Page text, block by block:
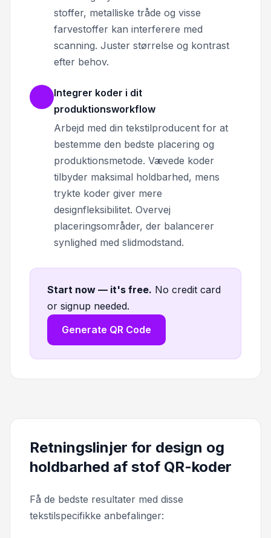
stoffer, metalliske tråde og visse
farvestoffer kan interferere med
scanning. Juster størrelse og kontrast
efter behov.
Integrer koder i dit
produktionsworkflow
Arbejd med din tekstilproducent for at
bestemme den bedste placering og
produktionsmetode. Vævede koder
tilbyder maksimal holdbarhed, mens
trykte koder giver mere
designfleksibilitet. Overvej
placeringsområder, der balancerer
synlighed med slidmodstand.
Start now — it's free. No credit card
or signup needed.
Generate QR Code
Retningslinjer for design og
holdbarhed af stof QR-koder
Få de bedste resultater med disse
tekstilspecifikke anbefalinger: